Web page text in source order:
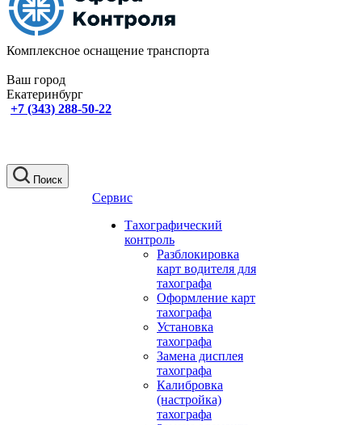
Комплексное оснащение транспорта
Ваш город
Екатеринбург
+7 (343) 288-50-22
Поиск
Сервис
Тахографический
контроль
Разблокировка
карт водителя для
тахографа
Оформление карт
тахографа
Установка
тахографа
Замена дисплея
тахографа
Калибровка
(настройка)
тахографа